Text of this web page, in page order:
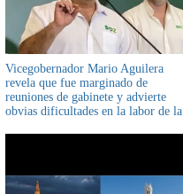
Vicegobernador Mario Aguilera
revela que fue marginado de
reuniones de gabinete y advierte
obvias dificultades en la labor de la